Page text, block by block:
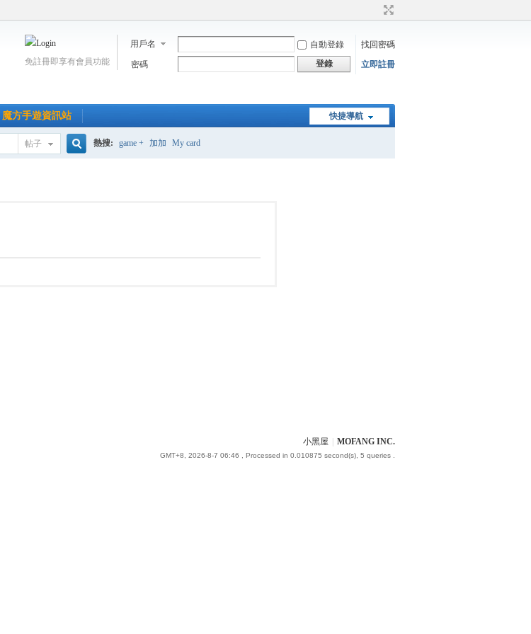
用戶名 自動登錄
找回密碼
密碼
登錄 立即註冊
免註冊即享有會員功能
快捷導航
魔方手遊資訊站
帖子 熱搜: game + 加加 My card
小黑屋 MOFANG INC.
GMT+8, 2026-8-7 06:46 , Processed in 0.010875 second(s), 5 queries .